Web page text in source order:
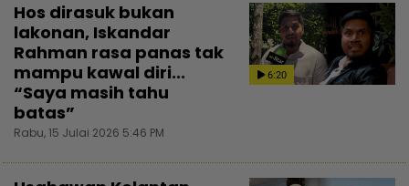
6:20
Hos dirasuk bukan
lakonan, Iskandar
Rahman rasa panas tak
mampu kawal diri...
“Saya masih tahu
batas”
Rabu, 15 Julai 2026 5:46 PM